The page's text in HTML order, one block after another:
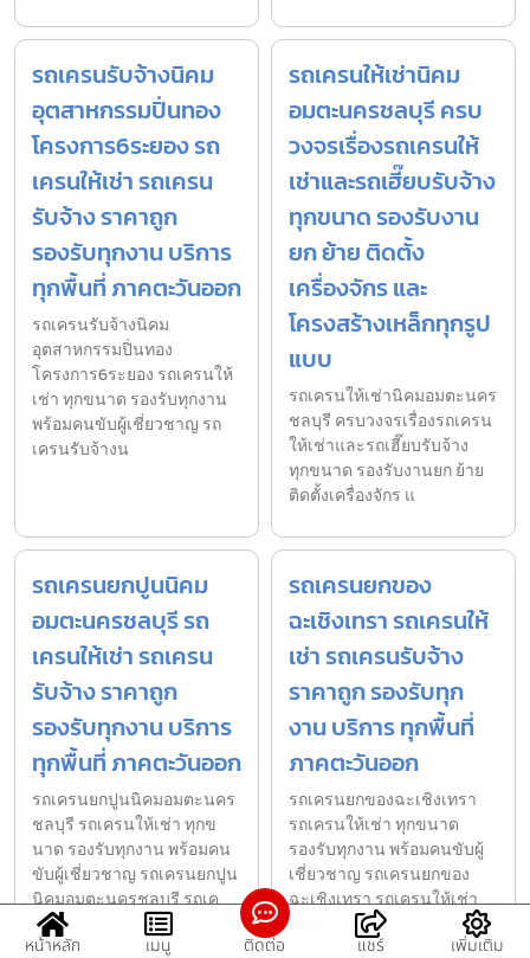
รถเครนรับจ้างนิคม
อุตสาหกรรมปิ่นทอง
โครงการ6ระยอง รถ
เครนให้เช่า รถเครน
รับจ้าง ราคาถูก
รองรับทุกงาน บริการ
ทุกพื้นที่ ภาคตะวันออก
รถเครนรับจ้างนิคม
อุตสาหกรรมปิ่นทอง
โครงการ6ระยอง รถเครนให้
เช่า ทุกขนาด รองรับทุกงาน
พร้อมคนขับผู้เชี่ยวชาญ รถ
เครนรับจ้างน
รถเครนให้เช่านิคม
อมตะนครชลบุรี ครบ
วงจรเรื่องรถเครนให้
เช่าและรถเฮี๊ยบรับจ้าง
ทุกขนาด รองรับงาน
ยก ย้าย ติดตั้ง
เครื่องจักร และ
โครงสร้างเหล็กทุกรูป
แบบ
รถเครนให้เช่านิคมอมตะนคร
ชลบุรี ครบวงจรเรื่องรถเครน
ให้เช่าและรถเฮี๊ยบรับจ้าง
ทุกขนาด รองรับงานยก ย้าย
ติดตั้งเครื่องจักร แ
รถเครนยกปูนนิคม
อมตะนครชลบุรี รถ
เครนให้เช่า รถเครน
รับจ้าง ราคาถูก
รองรับทุกงาน บริการ
ทุกพื้นที่ ภาคตะวันออก
รถเครนยกปูนนิคมอมตะนคร
ชลบุรี รถเครนให้เช่า ทุกข
นาด รองรับทุกงาน พร้อมคน
ขับผู้เชี่ยวชาญ รถเครนยกปูน
นิคมอมตะนครชลบุรี รถเค
รถเครนยกของ
ฉะเชิงเทรา รถเครนให้
เช่า รถเครนรับจ้าง
ราคาถูก รองรับทุก
งาน บริการ ทุกพื้นที่
ภาคตะวันออก
รถเครนยกของฉะเชิงเทรา
รถเครนให้เช่า ทุกขนาด
รองรับทุกงาน พร้อมคนขับผู้
เชี่ยวชาญ รถเครนยกของ
ฉะเชิงเทรา รถเครนให้เช่า
ทุกข
หน้าหลัก
เมนู ติดต่อ แชร์ เพิ่มเติม